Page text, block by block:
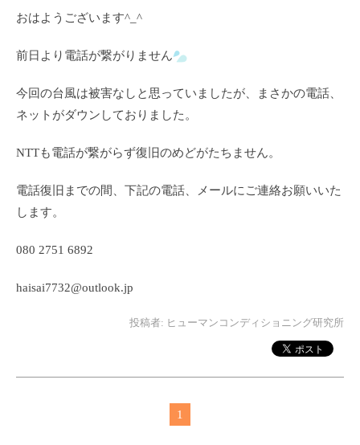
おはようございます^_^
前日より電話が繋がりません
今回の台風は被害なしと思っていましたが、まさかの電話、
ネットがダウンしておりました。
NTTも電話が繋がらず復旧のめどがたちません。
電話復旧までの間、下記の電話、メールにご連絡お願いいた
します。
080 2751 6892
haisai7732@outlook.jp
投稿者: ヒューマンコンディショニング研究所
1